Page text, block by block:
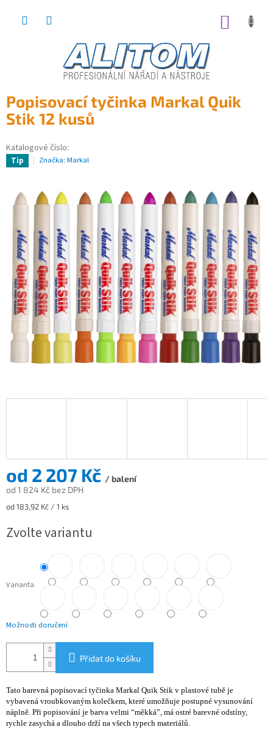
Popisovací tyčinka Markal Quik
Stik 12 kusů
Katalogové číslo:
Tip Značka: Markal
od 2 207 Kč / balení
od 1 824 Kč bez DPH
Měrná
od 183,92 Kč / 1 ks
Zvolte variantu
Varianta
Možnosti doručení
Přidat do košíku
Tato barevná popisovací tyčinka Markal Quik Stik v plastové tubě je
vybavená vroubkovaným kolečkem, které umožňuje postupné vysunování
náplně. Při popisování je barva velmi “měkká”, má ostré barevné odstíny,
rychle zasychá a dlouho drží na všech typech materiálů.